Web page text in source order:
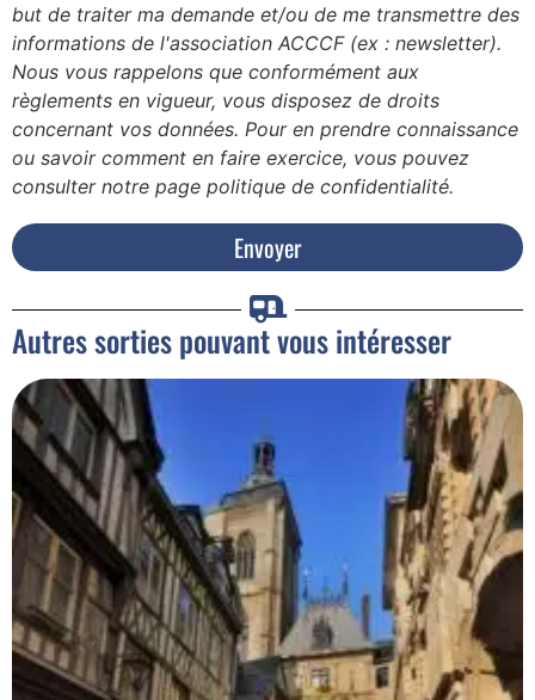
but de traiter ma demande et/ou de me transmettre des
informations de l'association ACCCF (ex : newsletter).
Nous vous rappelons que conformément aux
règlements en vigueur, vous disposez de droits
concernant vos données. Pour en prendre connaissance
ou savoir comment en faire exercice, vous pouvez
consulter notre page politique de confidentialité.
Envoyer
Autres sorties pouvant vous intéresser